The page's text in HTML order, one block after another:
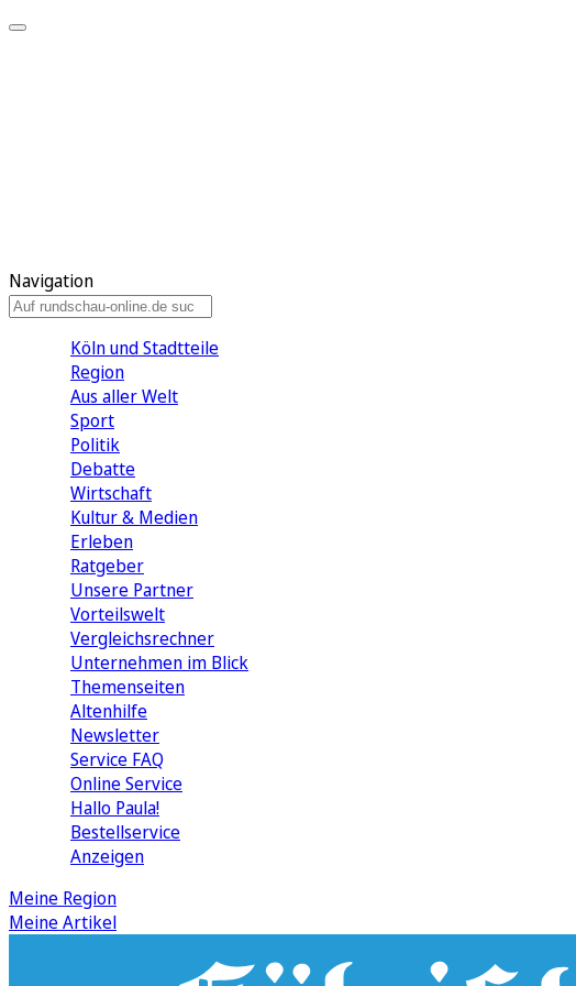
Navigation
Köln und Stadtteile
Region
Aus aller Welt
Sport
Politik
Debatte
Wirtschaft
Kultur & Medien
Erleben
Ratgeber
Unsere Partner
Vorteilswelt
Vergleichsrechner
Unternehmen im Blick
Themenseiten
Altenhilfe
Newsletter
Service FAQ
Online Service
Hallo Paula!
Bestellservice
Anzeigen
Meine Region
Meine Artikel